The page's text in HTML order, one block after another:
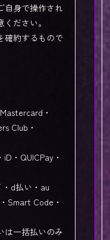
自身で操作され
ださい。
確約するもので
・
Club・
・QUICPay・
・d払い・au
Smart Code・
は一括払いのみ